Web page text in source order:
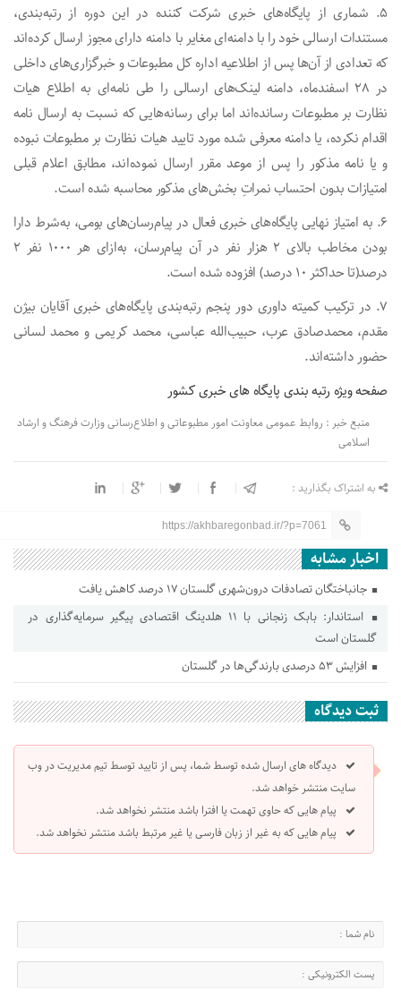
5. شماری از پایگاه‌های خبری شرکت کننده در این دوره از رتبه‌بندی،
مستندات ارسالی خود را با دامنه‌ای مغایر با دامنه دارای مجوز ارسال کرده‌اند
که تعدادی از آن‌ها پس از اطلاعیه اداره کل مطبوعات و خبرگزاری‌های داخلی
در ۲۸ اسفندماه، دامنه لینک‌های ارسالی را طی نامه‌ای به اطلاع هیات
نظارت بر مطبوعات رسانده‌اند اما برای رسانه‌هایی که نسبت به ارسال نامه
اقدام نکرده، یا دامنه معرفی شده مورد تایید هیات نظارت بر مطبوعات نبوده
و یا نامه مذکور را پس از موعد مقرر ارسال نموده‌اند، مطابق اعلام قبلی
امتیازات بدون احتساب نمراتِ بخش‌های مذکور محاسبه شده است.
6. به امتیاز نهایی پایگاه‌های خبری فعال در پیام‌رسان‌های بومی، به‌شرط دارا
بودن مخاطب بالای ۲ هزار نفر در آن پیام‌رسان، به‌ازای هر ۱۰۰۰ نفر ۲
درصد(تا حداکثر ۱۰ درصد) افزوده شده است
.
7. در ترکیب کمیته داوری دور پنجم رتبه‌بندی پایگاه‌های خبری آقایان بیژن
مقدم، محمدصادق عرب، حبیب‌الله عباسی، محمد کریمی و محمد لسانی
حضور داشته‌اند.
صفحه ویژه رتبه بندی پایگاه های خبری کشور
منبع خبر : روابط‌ عمومی معاونت امور مطبوعاتی و اطلاع‌رسانی وزارت فرهنگ و ارشاد
اسلامی
به اشتراک بگذارید :
https://akhbaregonbad.ir/?p=7061
اخبار مشابه
جانباختگان تصادفات درون‌شهری گلستان ۱۷ درصد کاهش یافت
استاندار: بابک زنجانی با ۱۱ هلدینگ اقتصادی پیگیر سرمایه‌گذاری در
گلستان است
افزایش ۵۳ درصدی بارندگی‌ها در گلستان
ثبت دیدگاه
دیدگاه های ارسال شده توسط شما، پس از تایید توسط تیم مدیریت در وب
سایت منتشر خواهد شد.
پیام هایی که حاوی تهمت یا افترا باشد منتشر نخواهد شد.
پیام هایی که به غیر از زبان فارسی یا غیر مرتبط باشد منتشر نخواهد شد.